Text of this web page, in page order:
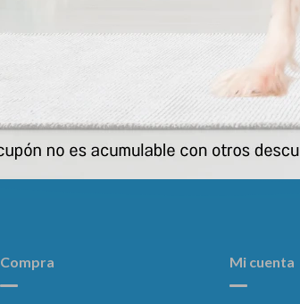
$ 1.350 $ 1.500
Compra Mi cuenta